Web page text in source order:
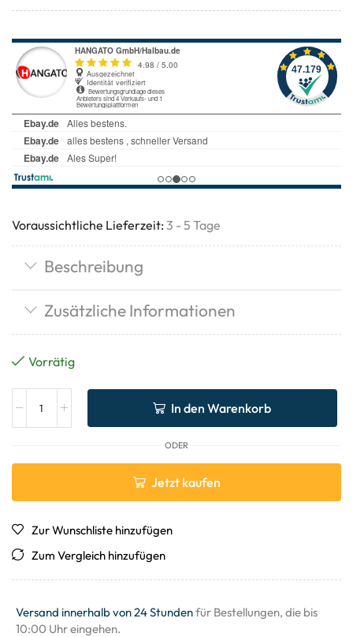
Voraussichtliche Lieferzeit: 3 - 5 Tage
Beschreibung
Zusätzliche Informationen
Vorrätig
In den Warenkorb
ODER
Jetzt kaufen
Zur Wunschliste hinzufügen
Zum Vergleich hinzufügen
Versand innerhalb von 24 Stundenfür Bestellungen, die bis
10:00 Uhr eingehen.